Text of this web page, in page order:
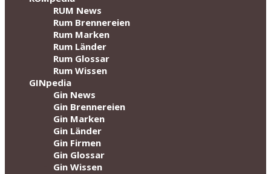
RUM News
Rum Brennereien
Rum Marken
Rum Länder
Rum Glossar
Rum Wissen
GINpedia
Gin News
Gin Brennereien
Gin Marken
Gin Länder
Gin Firmen
Gin Glossar
Gin Wissen